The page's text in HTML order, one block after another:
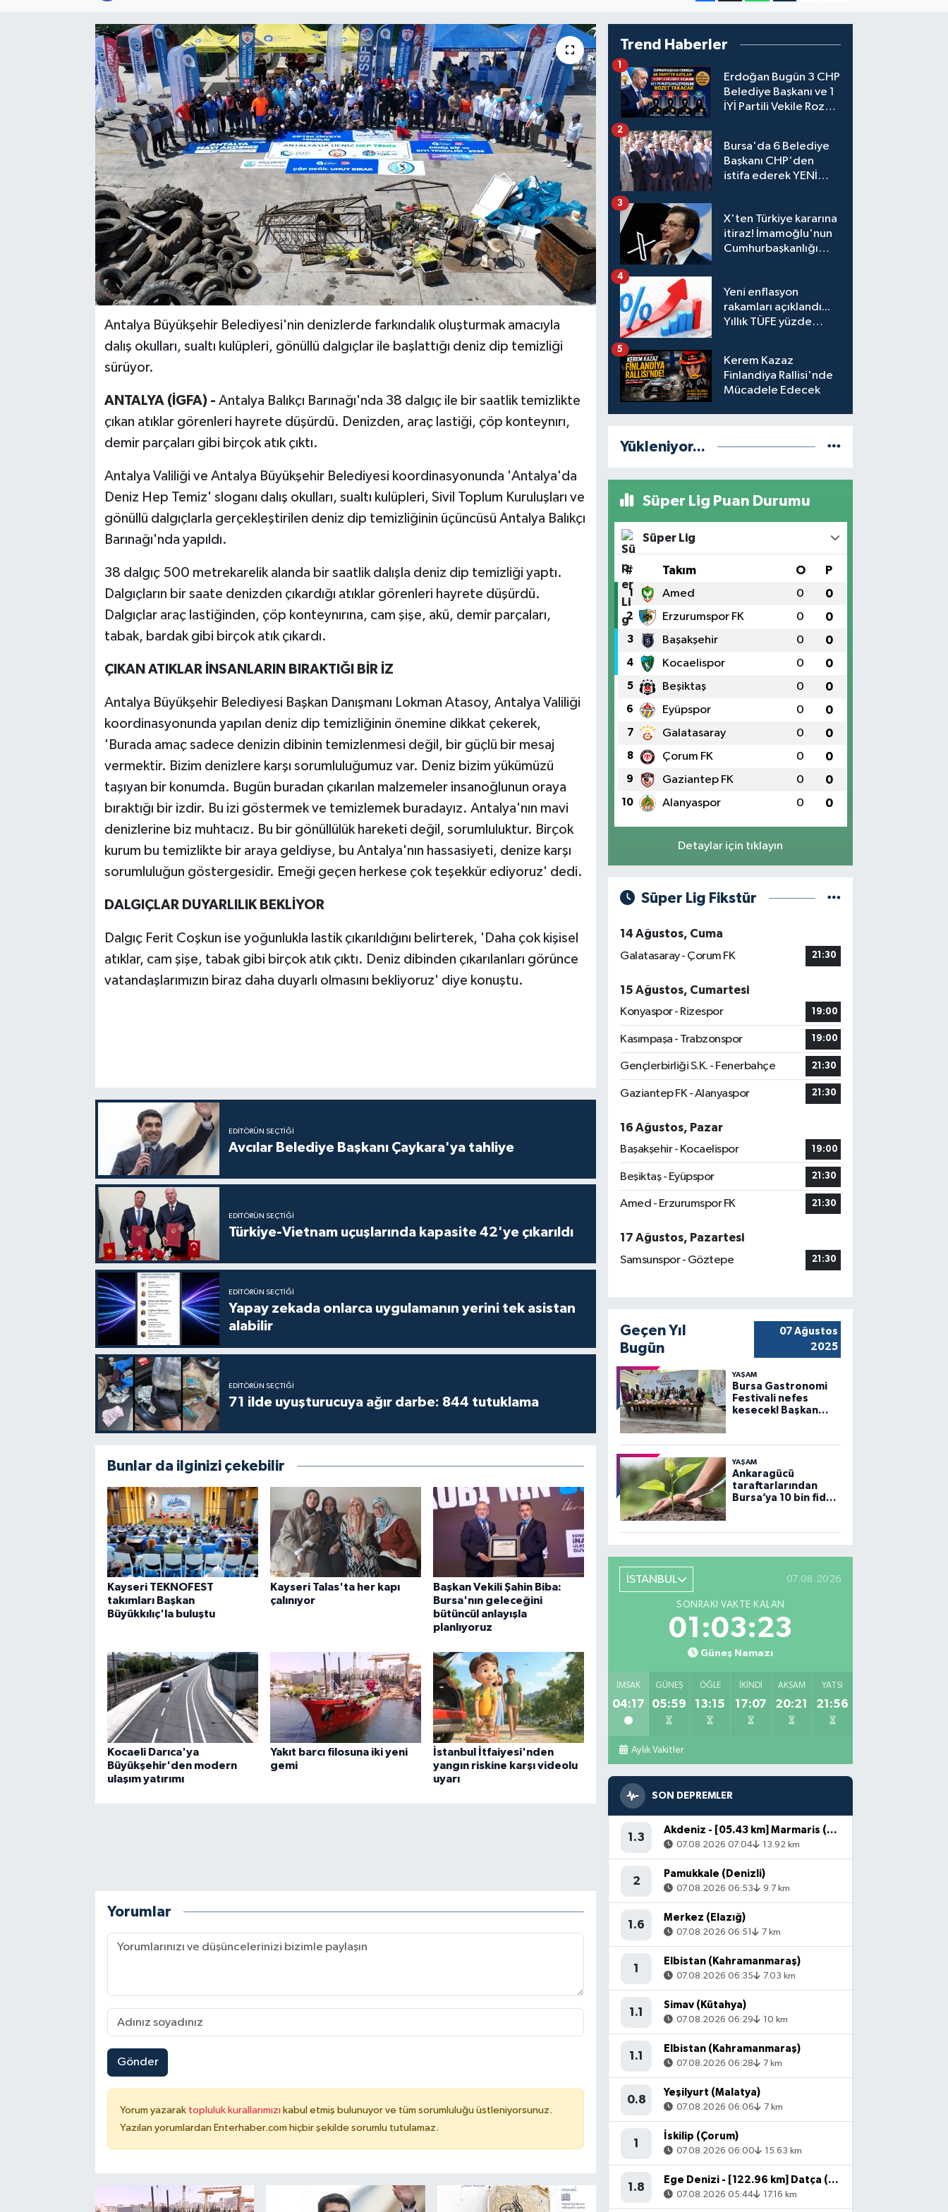
Antalya Büyükşehir Belediyesi'nin denizlerde farkındalık oluşturmak amacıyla
dalış okulları, sualtı kulüpleri, gönüllü dalgıçlar ile başlattığı deniz dip temizliği
sürüyor.
ANTALYA (İGFA) - Antalya Balıkçı Barınağı'nda 38 dalgıç ile bir saatlik temizlikte
çıkan atıklar görenleri hayrete düşürdü. Denizden, araç lastiği, çöp konteynırı,
demir parçaları gibi birçok atık çıktı.
Antalya Valiliği ve Antalya Büyükşehir Belediyesi koordinasyonunda 'Antalya'da
Deniz Hep Temiz' sloganı dalış okulları, sualtı kulüpleri, Sivil Toplum Kuruluşları ve
gönüllü dalgıçlarla gerçekleştirilen deniz dip temizliğinin üçüncüsü Antalya Balıkçı
Barınağı'nda yapıldı.
38 dalgıç 500 metrekarelik alanda bir saatlik dalışla deniz dip temizliği yaptı.
Dalgıçların bir saate denizden çıkardığı atıklar görenleri hayrete düşürdü.
Dalgıçlar araç lastiğinden, çöp konteynırına, cam şişe, akü, demir parçaları,
tabak, bardak gibi birçok atık çıkardı.
ÇIKAN ATIKLAR İNSANLARIN BIRAKTIĞI BİR İZ
Antalya Büyükşehir Belediyesi Başkan Danışmanı Lokman Atasoy, Antalya Valiliği
koordinasyonunda yapılan deniz dip temizliğinin önemine dikkat çekerek,
'Burada amaç sadece denizin dibinin temizlenmesi değil, bir güçlü bir mesaj
vermektir. Bizim denizlere karşı sorumluluğumuz var. Deniz bizim yükümüzü
taşıyan bir konumda. Bugün buradan çıkarılan malzemeler insanoğlunun oraya
bıraktığı bir izdir. Bu izi göstermek ve temizlemek buradayız. Antalya'nın mavi
denizlerine biz muhtacız. Bu bir gönüllülük hareketi değil, sorumluluktur. Birçok
kurum bu temizlikte bir araya geldiyse, bu Antalya'nın hassasiyeti, denize karşı
sorumluluğun göstergesidir. Emeği geçen herkese çok teşekkür ediyoruz' dedi.
DALGIÇLAR DUYARLILIK BEKLİYOR
Dalgıç Ferit Coşkun ise yoğunlukla lastik çıkarıldığını belirterek, 'Daha çok kişisel
atıklar, cam şişe, tabak gibi birçok atık çıktı. Deniz dibinden çıkarılanları görünce
vatandaşlarımızın biraz daha duyarlı olmasını bekliyoruz' diye konuştu.
EDITÖRÜN SEÇTIĞI
Avcılar Belediye Başkanı Çaykara'ya tahliye
EDITÖRÜN SEÇTIĞI
Türkiye-Vietnam uçuşlarında kapasite 42'ye çıkarıldı
EDITÖRÜN SEÇTIĞI
Yapay zekada onlarca uygulamanın yerini tek asistan
alabilir
EDITÖRÜN SEÇTIĞI
71 ilde uyuşturucuya ağır darbe: 844 tutuklama
Bunlar da ilginizi çekebilir
Kayseri TEKNOFEST
takımları Başkan
Büyükkılıç'la buluştu
Kayseri Talas'ta her kapı
çalınıyor
Başkan Vekili Şahin Biba:
Bursa'nın geleceğini
bütüncül anlayışla
planlıyoruz
Kocaeli Darıca'ya
Büyükşehir'den modern
ulaşım yatırımı
Yakıt barcı filosuna iki yeni
gemi
İstanbul İtfaiyesi'nden
yangın riskine karşı videolu
uyarı
Yorumlar
Gönder
Yorum yazarak topluluk kurallarımızı kabul etmiş bulunuyor ve tüm sorumluluğu üstleniyorsunuz.
Yazılan yorumlardan Enterhaber.com hiçbir şekilde sorumlu tutulamaz.
Trend Haberler
Erdoğan Bugün 3 CHP
Belediye Başkanı ve 1
İYİ Partili Vekile Rozet
1
Bursa'da 6 Belediye
Başkanı CHP'den
istifa ederek YENİ
2
X'ten Türkiye kararına
itiraz! İmamoğlu'nun
Cumhurbaşkanlığı
engeli mahkemeye
taşındı
3
Yeni enflasyon
rakamları açıklandı...
Yıllık TÜFE yüzde
4
Kerem Kazaz
Finlandiya Rallisi'nde
Mücadele Edecek
5
Yükleniyor...
Süper Lig Puan Durumu
Süper Lig
# Takım O P
1 Amed 0 0
2 Erzurumspor FK 0 0
3 Başakşehir 0 0
4 Kocaelispor 0 0
5 Beşiktaş 0 0
6 Eyüpspor 0 0
7 Galatasaray 0 0
8 Çorum FK 0 0
9 Gaziantep FK 0 0
10 Alanyaspor 0 0
Detaylar için tıklayın
Süper Lig Fikstür
14 Ağustos, Cuma
Galatasaray - Çorum FK
21:30
15 Ağustos, Cumartesi
Konyaspor - Rizespor
19:00
Kasımpaşa - Trabzonspor 19:00
Gençlerbirliği S.K. - Fenerbahçe 21:30
Gaziantep FK - Alanyaspor 21:30
16 Ağustos, Pazar
Başakşehir - Kocaelispor
19:00
Beşiktaş - Eyüpspor 21:30
Amed - Erzurumspor FK 21:30
17 Ağustos, Pazartesi
Samsunspor - Göztepe
21:30
Geçen Yıl
Bugün
07 Ağustos
2025
YAŞAM
Bursa Gastronomi
Festivali nefes
kesecek! Başkan
açıklama
YAŞAM
Ankaragücü
taraftarlarından
Bursa’ya 10 bin fidan
İSTANBUL 07.08.2026
SONRAKI VAKTE KALAN
01:03:22
Güneş Namazı
İMSAK
04:17
GÜNEŞ
05:59
ÖĞLE
13:15
İKINDI
17:07
AKŞAM
20:21
YATSI
21:56
Aylık Vakitler
SON DEPREMLER
1.3
Akdeniz - [05.43 km] Marmaris (Muğla)
07.08.2026 07:04 13.92 km
2
Pamukkale (Denizli)
07.08.2026 06:53 9.7 km
1.6
Merkez (Elazığ)
07.08.2026 06:51 7 km
1
Elbistan (Kahramanmaraş)
07.08.2026 06:35 7.03 km
1.1
Simav (Kütahya)
07.08.2026 06:29 10 km
1.1
Elbistan (Kahramanmaraş)
07.08.2026 06:28 7 km
0.8
Yeşilyurt (Malatya)
07.08.2026 06:06 7 km
1
İskilip (Çorum)
07.08.2026 06:00 15.63 km
1.8
Ege Denizi - [122.96 km] Datça (Muğla)
07.08.2026 05:44 17.16 km
KÜLTÜR SANAT
FRAGMANLAR